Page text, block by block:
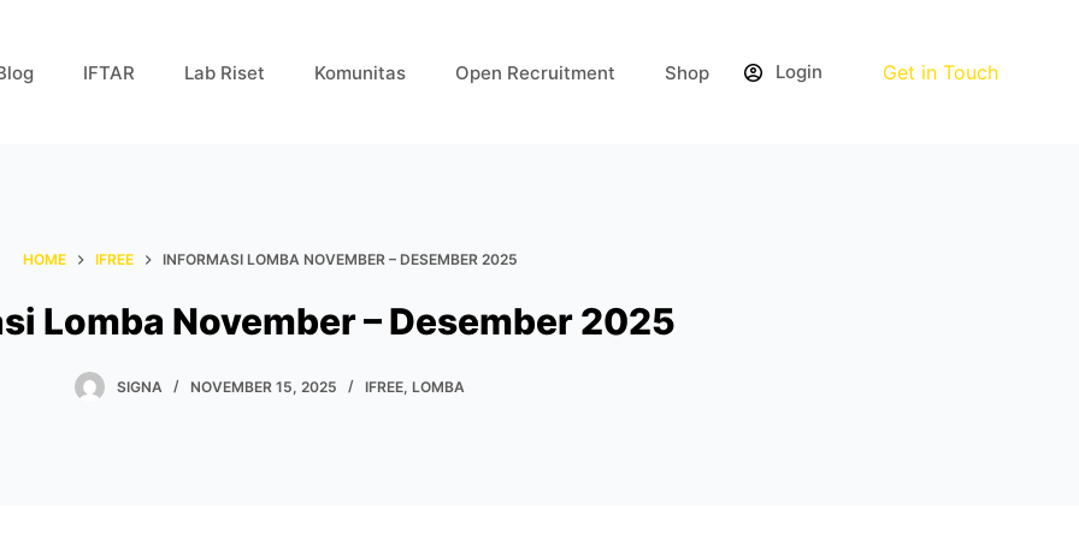
IFTAR Lab Riset Komunitas Open Recruitment Shop Login Get in Touch
HOME IFREE INFORMASI LOMBA NOVEMBER – DESEMBER 2025
Lomba November – Desember 2025
SIGNA NOVEMBER 15, 2025 IFREE, LOMBA